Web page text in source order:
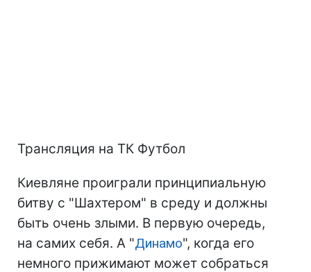
Трансляция на ТК Футбол
Киевляне проиграли принципиальную
битву с "Шахтером" в среду и должны
быть очень злыми. В первую очередь,
на самих себя. А "Динамо", когда его
немного прижимают может собраться